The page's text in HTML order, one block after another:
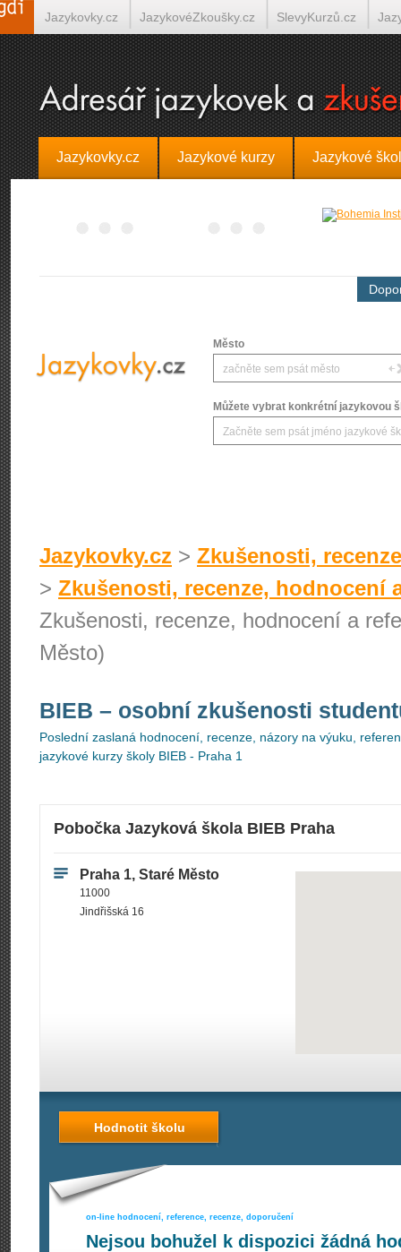
Jazykovky.cz Jazykové kurzy Jazykové
Město
Můžete vybrat konkrétní jazykovou
Jazykovky.cz > Zkušenosti,
> Zkušenosti, recenze, hodnocení
Zkušenosti, recenze, hodnocení a
Město)
BIEB – osobní zkušenosti
Poslední zaslaná hodnocení, recenze, názory na výuku,
jazykové kurzy školy BIEB - Praha 1
Pobočka Jazyková škola BIEB Praha
Praha 1, Staré Město
11000
Jindřišská 16
Hodnotit školu
on-line hodnocení, reference, recenze, doporučení
Nejsou bohužel k dispozici žádná
Jazykovky.cz JazykovéZkoušky.cz SlevyKurzů.cz
Španělština on-line Italština on-line Tlumočení-